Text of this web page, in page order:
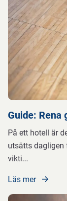
Guide: Rena
På ett hotell är
utsätts dagligen
vikti...
Läs mer